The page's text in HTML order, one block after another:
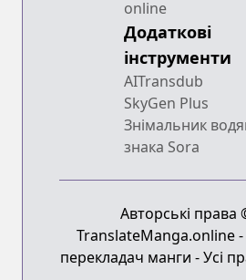
online
Додаткові
інструменти
AITransdub
SkyGen Plus
Знімальник
знака Sora
Авторські права
TranslateManga.online
перекладач манги - Усі